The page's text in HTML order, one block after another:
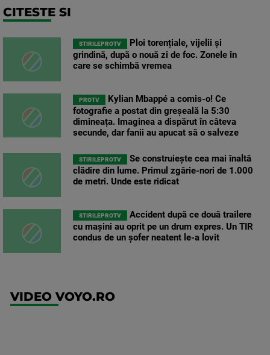
CITESTE SI
STIRILEPROTV
Ploi torențiale, vijelii și
grindină, după o nouă zi de foc. Zonele în
care se schimbă vremea
PROTV
Kylian Mbappé a comis-o! Ce
fotografie a postat din greșeală la 5:30
dimineața. Imaginea a dispărut în câteva
secunde, dar fanii au apucat să o salveze
STIRILEPROTV
Se construiește cea mai înaltă
clădire din lume. Primul zgârie-nori de 1.000
de metri. Unde este ridicat
STIRILEPROTV
Accident după ce două trailere
cu mașini au oprit pe un drum expres. Un TIR
condus de un șofer neatent le-a lovit
VIDEO VOYO.RO